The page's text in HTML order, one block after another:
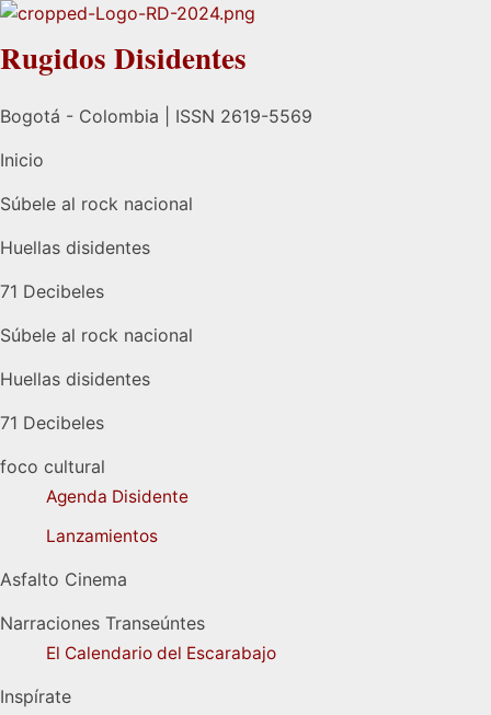
Rugidos Disidentes
Bogotá - Colombia | ISSN 2619-5569
Inicio
Súbele al rock nacional
Huellas disidentes
71 Decibeles
Súbele al rock nacional
Huellas disidentes
71 Decibeles
foco cultural
Agenda Disidente
Lanzamientos
Asfalto Cinema
Narraciones Transeúntes
El Calendario del Escarabajo
Inspírate